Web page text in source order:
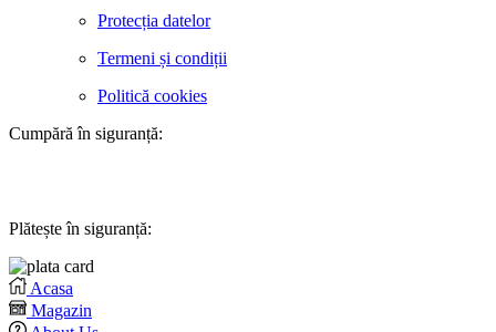
Protecția datelor
Termeni și condiții
Politică cookies
Cumpără în siguranță:
Plătește în siguranță:
Acasa
Magazin